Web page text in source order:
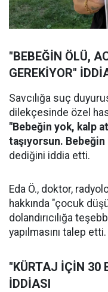
"BEBEĞİN ÖLÜ,
GEREKİYOR"
Savcılığa suç
dilekçesinde özel
"Bebeğin yok, kalp
taşıyorsun.
dediğini iddia etti.
Eda Ö., doktor,
hakkında "çocuk
dolandırıcılığa
yapılmasını talep etti.
"KÜRTAJ İÇİN 30
İDDİASI